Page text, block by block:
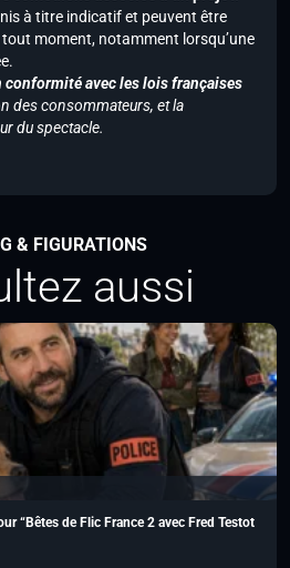
à titre indicatif et peuvent être
moment, notamment lorsqu’une
conformité avec les lois françaises
des consommateurs, et la
du spectacle.
& FIGURATIONS
aussi
“Bêtes de Flic France 2 avec Fred Testot